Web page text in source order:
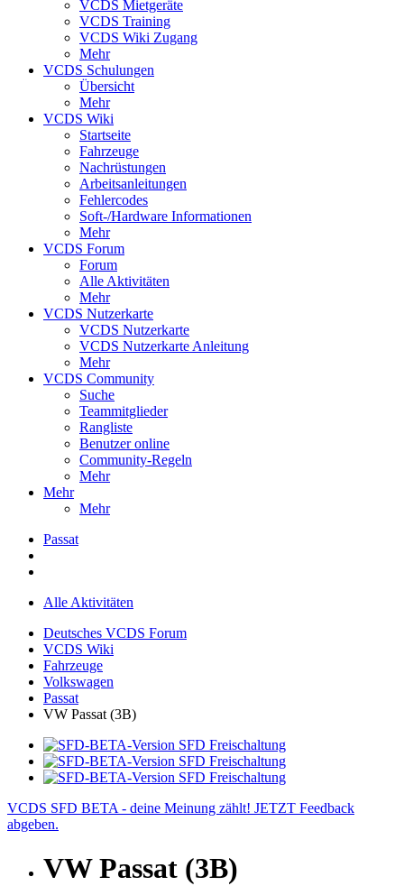
VCDS Mietgeräte
VCDS Training
VCDS Wiki Zugang
Mehr
VCDS Schulungen
Übersicht
Mehr
VCDS Wiki
Startseite
Fahrzeuge
Nachrüstungen
Arbeitsanleitungen
Fehlercodes
Soft-/Hardware Informationen
Mehr
VCDS Forum
Forum
Alle Aktivitäten
Mehr
VCDS Nutzerkarte
VCDS Nutzerkarte
VCDS Nutzerkarte Anleitung
Mehr
VCDS Community
Suche
Teammitglieder
Rangliste
Benutzer online
Community-Regeln
Mehr
Mehr
Mehr
Passat
Alle Aktivitäten
Deutsches VCDS Forum
VCDS Wiki
Fahrzeuge
Volkswagen
Passat
VW Passat (3B)
VCDS SFD BETA - deine Meinung zählt! JETZT Feedback
abgeben.
VW Passat (3B)